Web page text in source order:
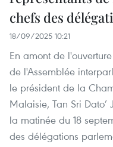
chefs des
18/09/2025 10:21
En amont de
de l'Assemblée
le président de la
Malaisie, Tan Sri
la matinée du 18
des délégations